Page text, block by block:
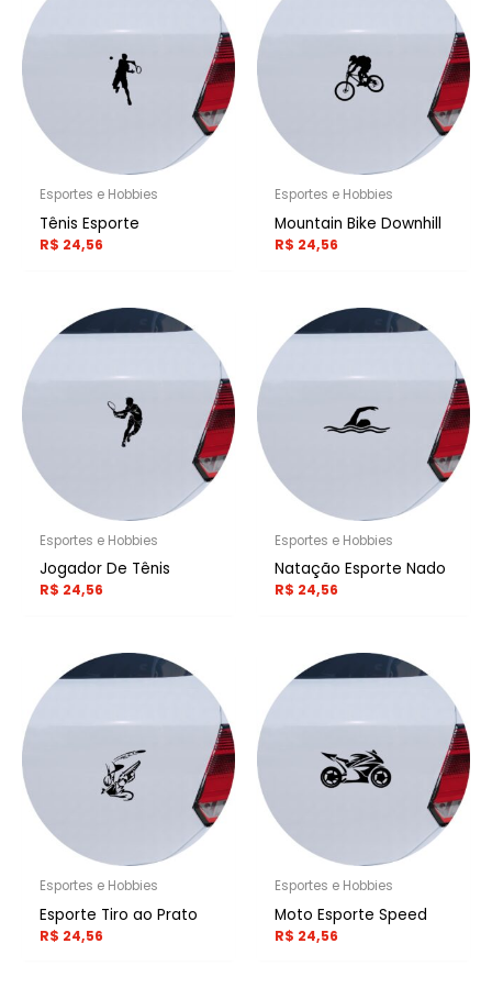
Esportes e Hobbies
Tênis Esporte
R$ 24,56
Esportes e Hobbies
Mountain Bike Downhill
R$ 24,56
Esportes e Hobbies
Jogador De Tênis
R$ 24,56
Esportes e Hobbies
Natação Esporte Nado
R$ 24,56
Esportes e Hobbies
Esporte Tiro ao Prato
R$ 24,56
Esportes e Hobbies
Moto Esporte Speed
R$ 24,56